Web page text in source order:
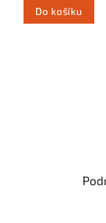
Do košíku